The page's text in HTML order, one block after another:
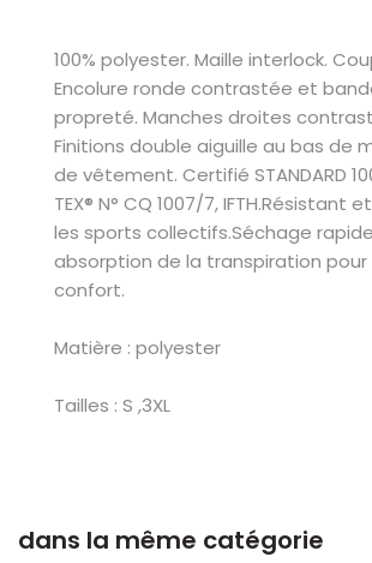
100% polyester. Maille interlock.
Encolure ronde contrastée et
propreté. Manches droites
Finitions double aiguille au bas de
de vêtement. Certifié STANDARD
TEX® N° CQ 1007/7, IFTH.Résistant
les sports collectifs.Séchage
absorption de la transpiration pour
confort.
Matière : polyester
Tailles : S ,3XL
dans la même catégorie